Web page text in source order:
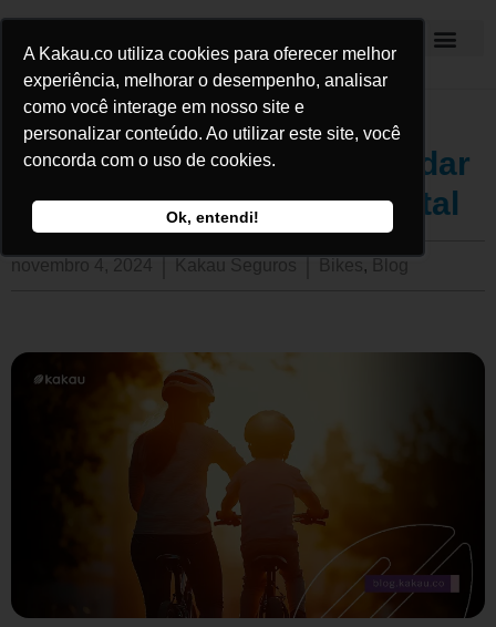
A Kakau.co utiliza cookies para oferecer melhor
experiência, melhorar o desempenho, analisar
como você interage em nosso site e
personalizar conteúdo. Ao utilizar este site, você
concorda com o uso de cookies.
Ok, entendi!
Como a bicicleta pode ajudar
na sua saúde física e mental
novembro 4, 2024 Kakau Seguros Bikes, Blog